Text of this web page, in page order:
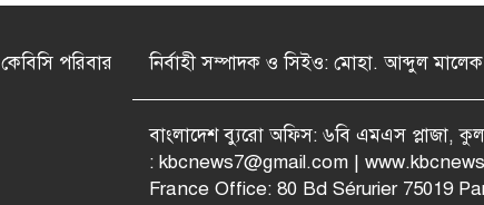
কেবিসি পরিবার নির্বাহী সম্পাদক ও সিইও: মোহা. আব্দুল
বাংলাদেশ ব্যুরো অফিস: ৬বি এমএস প্লাজা,
: kbcnews7@gmail.com |
France Office: 80 Bd Sérurier 75019